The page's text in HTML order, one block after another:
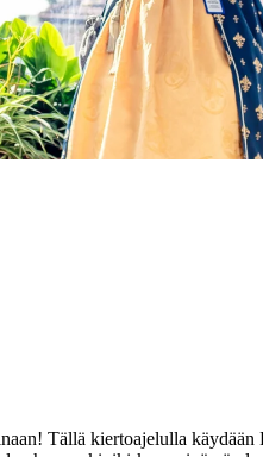
Tällä kiertoajelulla